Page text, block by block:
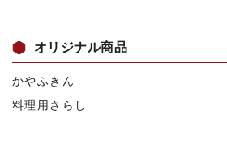
オリジナル商品
かやふきん
料理用さらし